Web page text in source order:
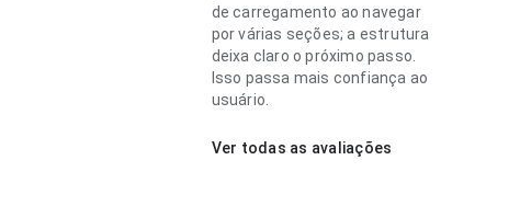
de carregamento ao navegar
por várias seções; a estrutura
deixa claro o próximo passo.
Isso passa mais confiança ao
usuário.
Ver todas as avaliações